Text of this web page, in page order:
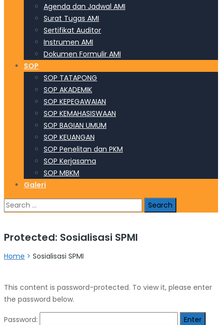
Agenda dan Jadwal AMI
Surat Tugas AMI
Sertifikat Auditor
Instrumen AMI
Dokumen Formulir AMI
SOP
SOP TATAPONG
SOP AKADEMIK
SOP KEPEGAWAIAN
SOP KEMAHASISWAAN
SOP BAGIAN UMUM
SOP KEUANGAN
SOP Penelitan dan PKM
SOP Kerjasama
SOP MBKM
Galeri
Search
for:
Protected: Sosialisasi SPMI
Home > Sosialisasi SPMI
This content is password-protected. To view it, please enter
the password below.
Password: